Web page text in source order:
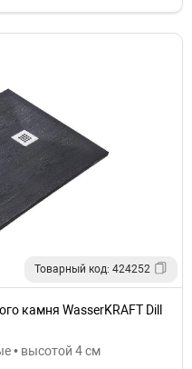
Товарный код: 424252
камня WasserKRAFT Dill
• высотой 4 см